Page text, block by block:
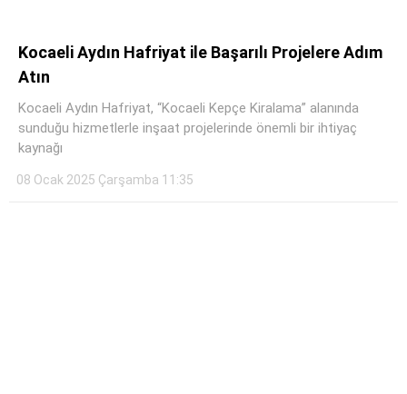
Kocaeli Aydın Hafriyat ile Başarılı Projelere Adım
Atın
Kocaeli Aydın Hafriyat, “Kocaeli Kepçe Kiralama” alanında
sunduğu hizmetlerle inşaat projelerinde önemli bir ihtiyaç
kaynağı
08 Ocak 2025 Çarşamba 11:35